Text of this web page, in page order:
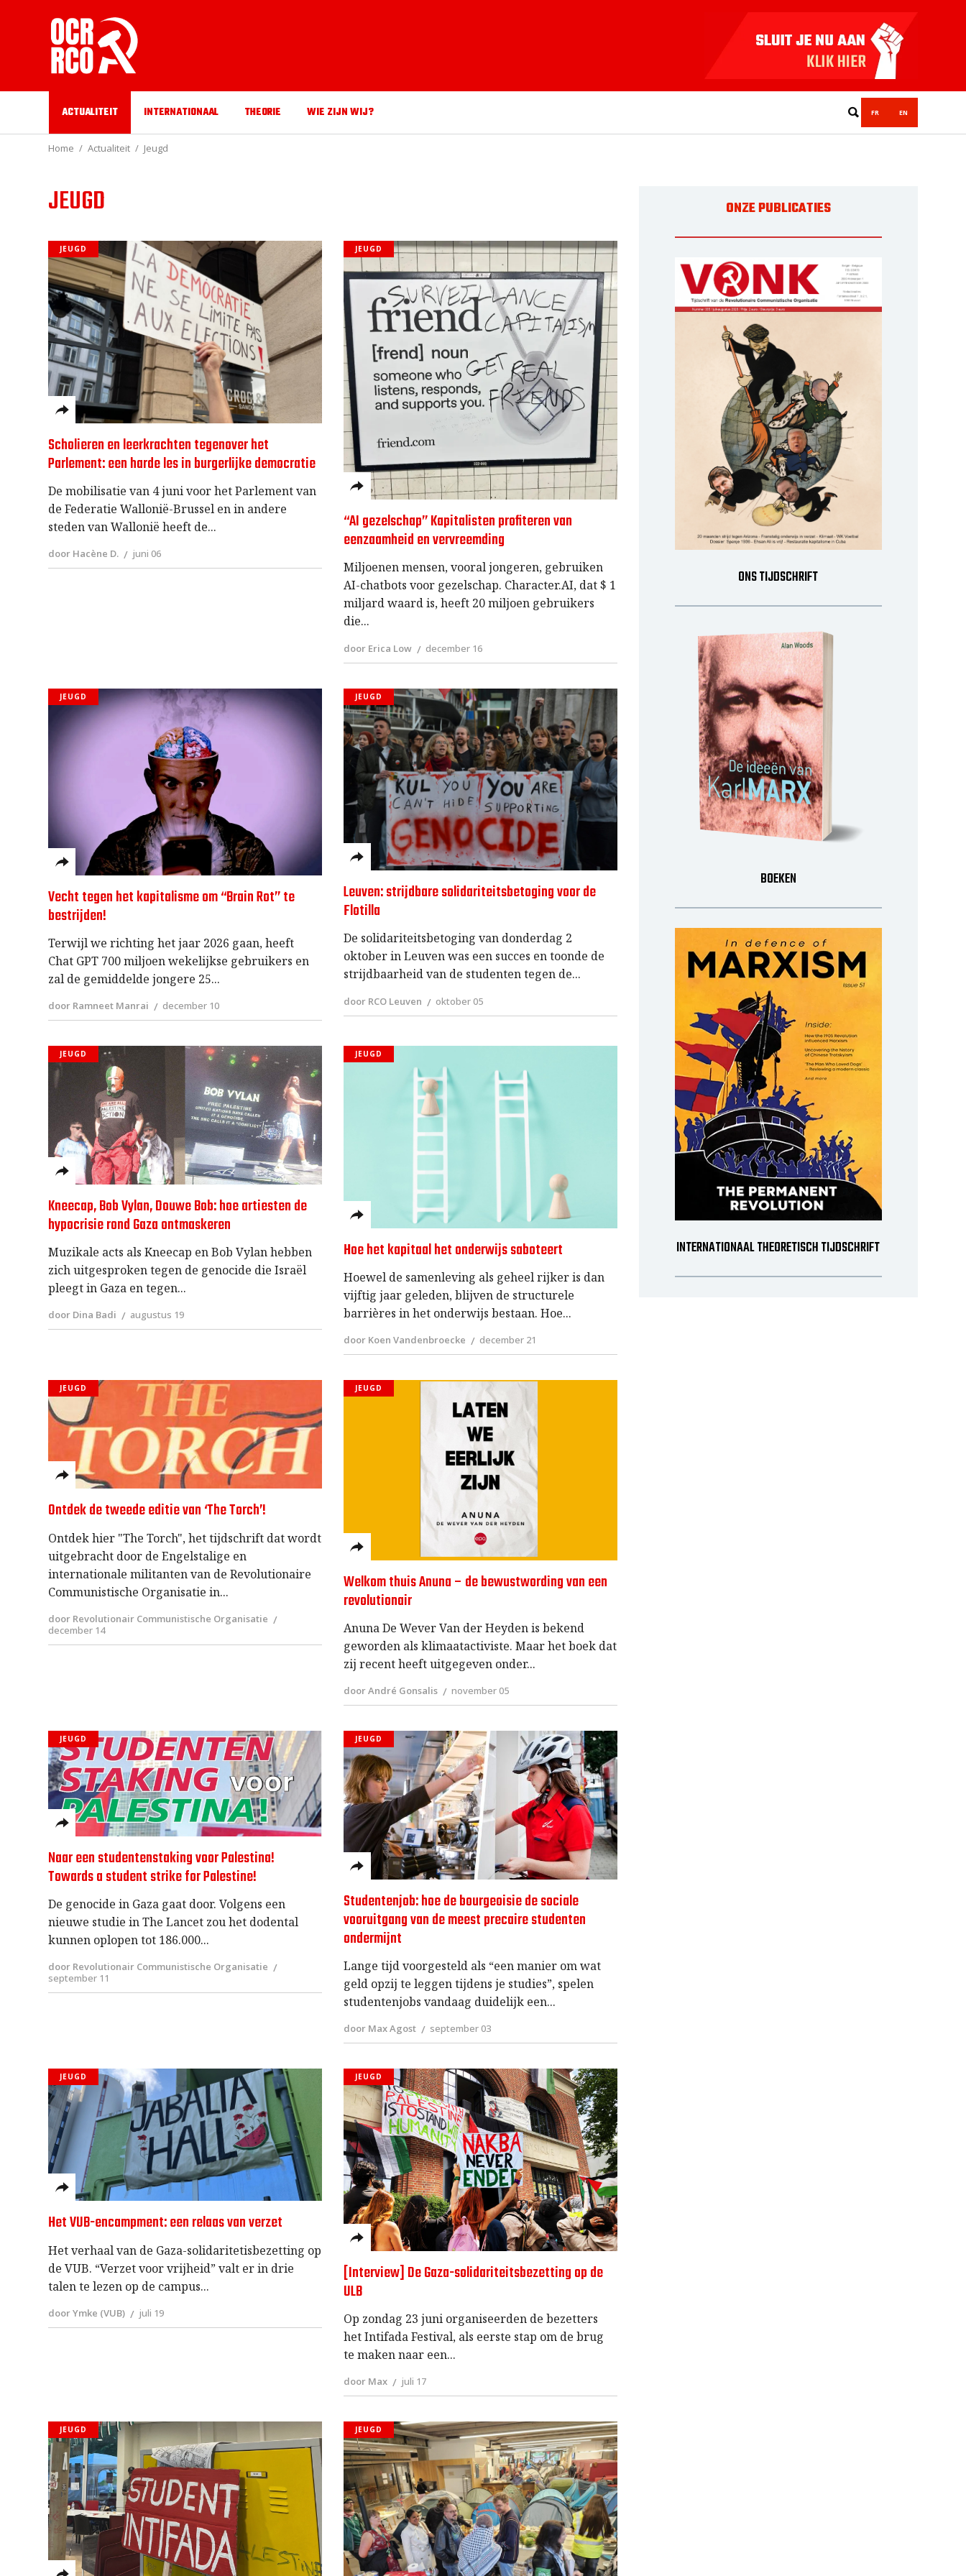
ACTUALITEIT INTERNATIONAAL THEORIE WIE ZIJN WIJ? FR EN
Home Actualiteit Jeugd
JEUGD
JEUGD
Scholieren en leerkrachten tegenover het
Parlement: een harde les in burgerlijke democratie
De mobilisatie van 4 juni voor het Parlement van
de Federatie Wallonië-Brussel en in andere
steden van Wallonië heeft de
door Hacène D. juni 06
JEUGD
“AI gezelschap” Kapitalisten profiteren van
eenzaamheid en vervreemding
Miljoenen mensen, vooral jongeren, gebruiken
AI-chatbots voor gezelschap. Character.AI, dat $ 1
miljard waard is, heeft 20 miljoen gebruikers
die
door Erica Low december 16
JEUGD
Vecht tegen het kapitalisme om “Brain Rot” te
bestrijden!
Terwijl we richting het jaar 2026 gaan, heeft
Chat GPT 700 miljoen wekelijkse gebruikers en
zal de gemiddelde jongere 25
door Ramneet Manrai december 10
JEUGD
Leuven: strijdbare solidariteitsbetoging voor de
Flotilla
De solidariteitsbetoging van donderdag 2
oktober in Leuven was een succes en toonde de
strijdbaarheid van de studenten tegen de
door RCO Leuven oktober 05
JEUGD
Kneecap, Bob Vylan, Douwe Bob: hoe artiesten de
hypocrisie rond Gaza ontmaskeren
Muzikale acts als Kneecap en Bob Vylan hebben
zich uitgesproken tegen de genocide die Israël
pleegt in Gaza en tegen
door Dina Badi augustus 19
JEUGD
Hoe het kapitaal het onderwijs saboteert
Hoewel de samenleving als geheel rijker is dan
vijftig jaar geleden, blijven de structurele
barrières in het onderwijs bestaan. Hoe
door Koen Vandenbroecke december 21
JEUGD
Ontdek de tweede editie van ‘The Torch’!
Ontdek hier "The Torch", het tijdschrift dat wordt
uitgebracht door de Engelstalige en
internationale militanten van de Revolutionaire
Communistische Organisatie in
door Revolutionair Communistische Organisatie
december 14
JEUGD
Welkom thuis Anuna – de bewustwording van een
revolutionair
Anuna De Wever Van der Heyden is bekend
geworden als klimaatactiviste. Maar het boek dat
zij recent heeft uitgegeven onder
door André Gonsalis november 05
JEUGD
Naar een studentenstaking voor Palestina!
Towards a student strike for Palestine!
De genocide in Gaza gaat door. Volgens een
nieuwe studie in The Lancet zou het dodental
kunnen oplopen tot 186.000
door Revolutionair Communistische Organisatie
september 11
JEUGD
Studentenjob: hoe de bourgeoisie de sociale
vooruitgang van de meest precaire studenten
ondermijnt
Lange tijd voorgesteld als “een manier om wat
geld opzij te leggen tijdens je studies”, spelen
studentenjobs vandaag duidelijk een
door Max Agost september 03
JEUGD
Het VUB-encampment: een relaas van verzet
Het verhaal van de Gaza-solidaritetisbezetting op
de VUB. “Verzet voor vrijheid” valt er in drie
talen te lezen op de campus
door Ymke (VUB) juli 19
JEUGD
[Interview] De Gaza-solidariteitsbezetting op de
ULB
Op zondag 23 juni organiseerden de bezetters
het Intifada Festival, als eerste stap om de brug
te maken naar een
door Max juli 17
JEUGD JEUGD
ONZE PUBLICATIES
ONS TIJDSCHRIFT
BOEKEN
INTERNATIONAAL THEORETISCH TIJDSCHRIFT